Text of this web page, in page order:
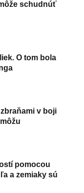
schudnúť
O tom bola
v boji
pomocou
a zemiaky sú